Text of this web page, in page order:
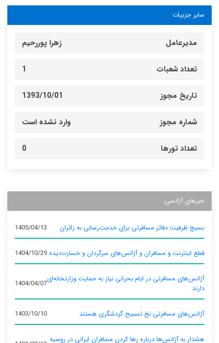
سایر جزییات
مدیرعامل زهرا پوررحیم
تعداد شعبات 1
تاریخ مجوز 1393/10/01
شماره مجوز وارد نشده است
تعداد تورها 0
خبرهای آژانسی
بسیج ظرفیت دفاتر مسافرتی برای خدمت‌رسانی به زائران 1405/04/13
قطع اینترنت و مسافران و آژانس‌های سرگردان و خسارت‌دیده 1404/10/29
آژانس‌های مسافرتی در ایام بحرانی نیاز به حمایت وزارتخانه‌ای
دارند
1404/04/07
آژانس‌های مسافرتی نخ تسبیح گردشگری هستند 1403/10/10
هشدار به آژانس‌ها درباره رها کردن مسافران ایرانی در روسیه